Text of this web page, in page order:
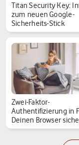
Titan Security Key:
zum neuen Google-
Sicherheits-Stick
Zwei-Faktor-
Authentifizierung in
Deinen Browser